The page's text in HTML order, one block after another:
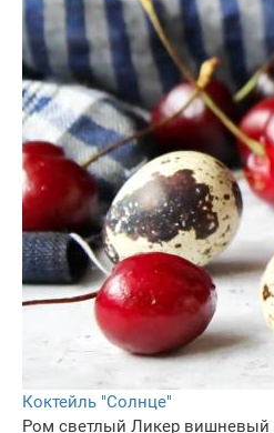
Коктейль "Солнце"
Ром светлый Ликер вишневый